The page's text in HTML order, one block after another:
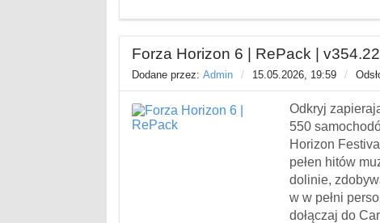
Forza Horizon 6 | RePack |
Dodane przez: Admin / 15.05.2026, 19:59 /
Odkryj
550
Horizon
pełen hitów
dolinie,
w w pełni
dołączaj do